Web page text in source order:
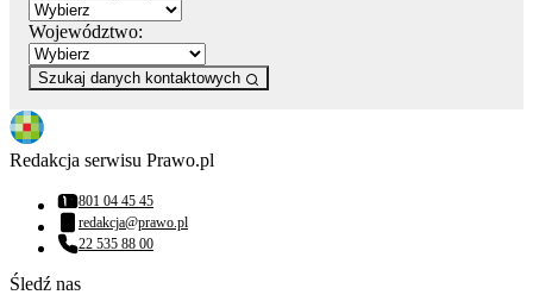
Województwo:
Szukaj danych kontaktowych
Redakcja serwisu Prawo.pl
Numer telefonu:
801 04 45 45
Adres email:
redakcja@prawo.pl
Numer telefonu:
22 535 88 00
Śledź nas